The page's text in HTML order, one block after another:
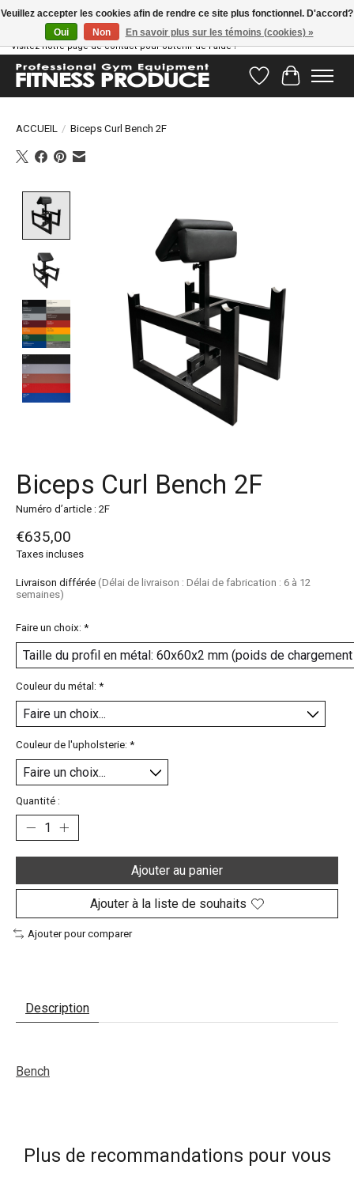
Vous avez des questions ? Notre équipe d'assistance est prête à vous aider !
Visitez notre page de contact pour obtenir de l'aide !
Liste dePanier
ACCUEIL / Biceps Curl Bench 2F
Biceps Curl Bench 2F
Numéro d’article : 2F
€635,00
Taxes incluses
Livraison différée (Délai de livraison : Délai de fabrication : 6 à 12
semaines)
Faire un choix: *
Couleur du métal: *
Couleur de l'upholsterie: *
Quantité :
Ajouter au panier
Ajouter à la liste de souhaits
Ajouter pour comparer
Description
Bench
Plus de recommandations pour vous
Veuillez accepter les cookies afin de rendre ce site plus fonctionnel. D'accord?
Oui
Non En savoir plus sur les témoins (cookies) »